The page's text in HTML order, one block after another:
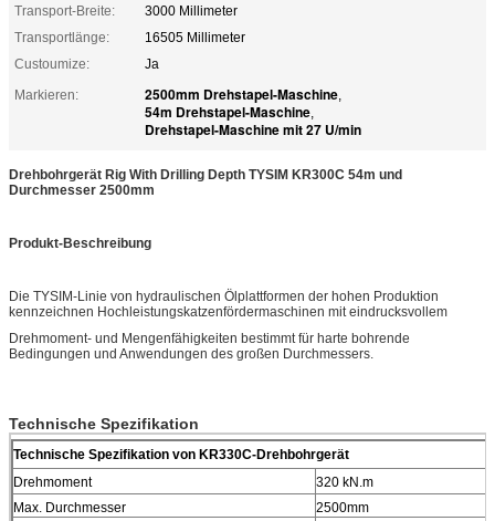
Transport-Breite:
3000 Millimeter
Transportlänge:
16505 Millimeter
Custoumize:
Ja
Markieren:
2500mm Drehstapel-Maschine,
54m Drehstapel-Maschine,
Drehstapel-Maschine mit 27 U/min
Drehbohrgerät Rig With Drilling Depth TYSIM KR300C 54m und
Durchmesser 2500mm
Produkt-Beschreibung
Die TYSIM-Linie von hydraulischen Ölplattformen der hohen Produktion
kennzeichnen Hochleistungskatzenfördermaschinen mit eindrucksvollem
Drehmoment- und Mengenfähigkeiten bestimmt für harte bohrende
Bedingungen und Anwendungen des großen Durchmessers.
Technische Spezifikation
Technische Spezifikation von KR330C-Drehbohrgerät
Drehmoment
320 kN.m
Max. Durchmesser
2500mm